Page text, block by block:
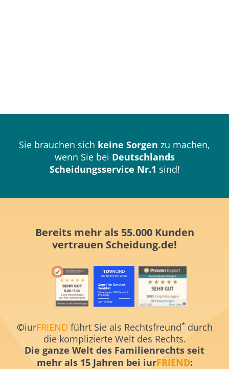
Sie brauchen sich keine Sorgen zu machen,
wenn Sie bei Deutschlands
Scheidungsservice Nr.1 sind!
Bereits mehr als 55.000 Kunden
vertrauen Scheidung.de!
©iurFRIEND führt Sie als Rechtsfreund*durch
die komplizierte Welt des Rechts.
Die ganze Welt des Familienrechts seit
mehr als 15 Jahren bei iurFRIEND: